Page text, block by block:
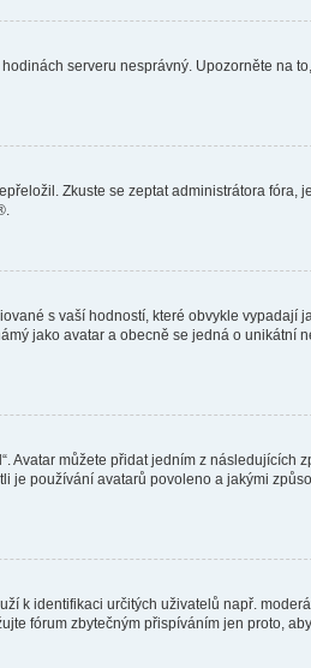
serveru nesprávný. Upozorněte na
Zkuste se zeptat administrátora fóra,
s vaší hodností, které obvykle vypadají
jako avatar a obecně se jedná o unikátní
Avatar můžete přidat jedním z následujících
používání avatarů povoleno a jakými
k identifikaci určitých uživatelů např.
fórum zbytečným přispíváním jen proto,